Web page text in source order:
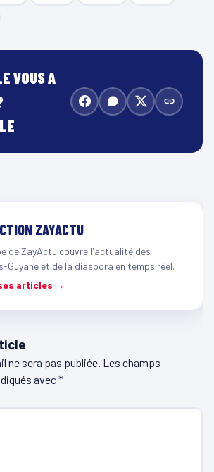
VOUS A
ZAYACTU
de ZayActu couvre l'actualité des
Guyane et de la diaspora en temps réel.
articles →
ne sera pas publiée. Les champs
avec*